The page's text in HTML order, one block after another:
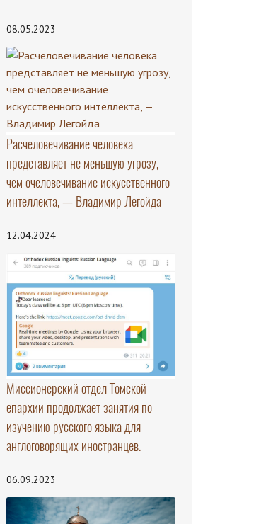
08.05.2023
Расчеловечивание человека
представляет не меньшую угрозу,
чем очеловечивание искусственного
интеллекта, — Владимир Легойда
12.04.2024
Миссионерский отдел Томской
епархии продолжает занятия по
изучению русского языка для
англоговорящих иностранцев.
06.09.2023